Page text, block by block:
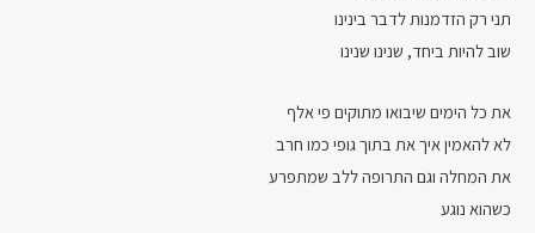
תני רק הזדמנות לדבר בינינו
שוב להיות ביחד, שנינו שנינו
את כל הימים שיבואו מתוקים פי אלף
לא להאמין איך את בתוך גופי כמו חרב
את המחלה וגם התרופה ללב שמתפרע
כשהוא נוגע